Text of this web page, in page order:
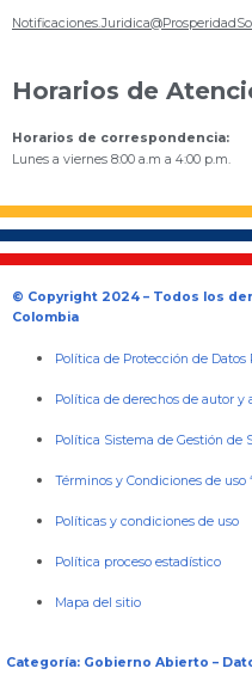
Horarios de
Horarios de correspondencia:
Lunes a viernes 8:00 a.m a 4:00 p.m.
© Copyright 2024 – Todos los
Colombia
Política de Protección de Datos
Política de derechos de autor y
Política Sistema de Gestión de
Términos y Condiciones de uso
Políticas y condiciones de uso
Política proceso estadístico
Mapa del sitio
Categoría: Gobierno Abierto –